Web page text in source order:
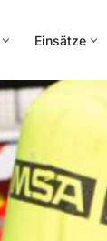
Einsätze